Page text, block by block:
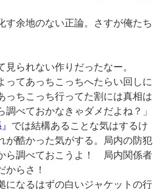
す余地のない正論。さすが俺たち
られない作りだったなー。
ってあっちこっちへたらい回しに
っちこっち行ってた割には真相は
調べておかなきゃダメだよね？」
では結構あることな気はするけ
が酷かった気がする。局内の防犯
ら調べておこうよ！ 局内関係者
からさ！
になるはずの白いジャケットの行